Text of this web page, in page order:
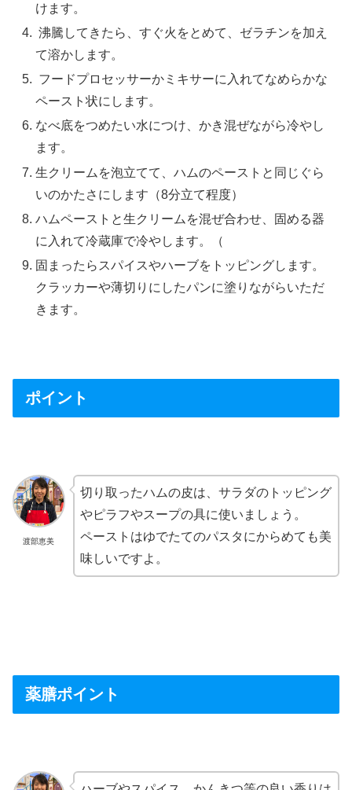
けます。
沸騰してきたら、すぐ火をとめて、ゼラチンを加え
て溶かします。
フードプロセッサーかミキサーに入れてなめらかな
ペースト状にします。
なべ底をつめたい水につけ、かき混ぜながら冷やし
ます。
生クリームを泡立てて、ハムのペーストと同じぐら
いのかたさにします（8分立て程度）
ハムペーストと生クリームを混ぜ合わせ、固める器
に入れて冷蔵庫で冷やします。（
固まったらスパイスやハーブをトッピングします。
クラッカーや薄切りにしたパンに塗りながらいただ
きます。
ポイント
渡部恵美
切り取ったハムの皮は、サラダのトッピング
やピラフやスープの具に使いましょう。
ペーストはゆでたてのパスタにからめても美
味しいですよ。
薬膳ポイント